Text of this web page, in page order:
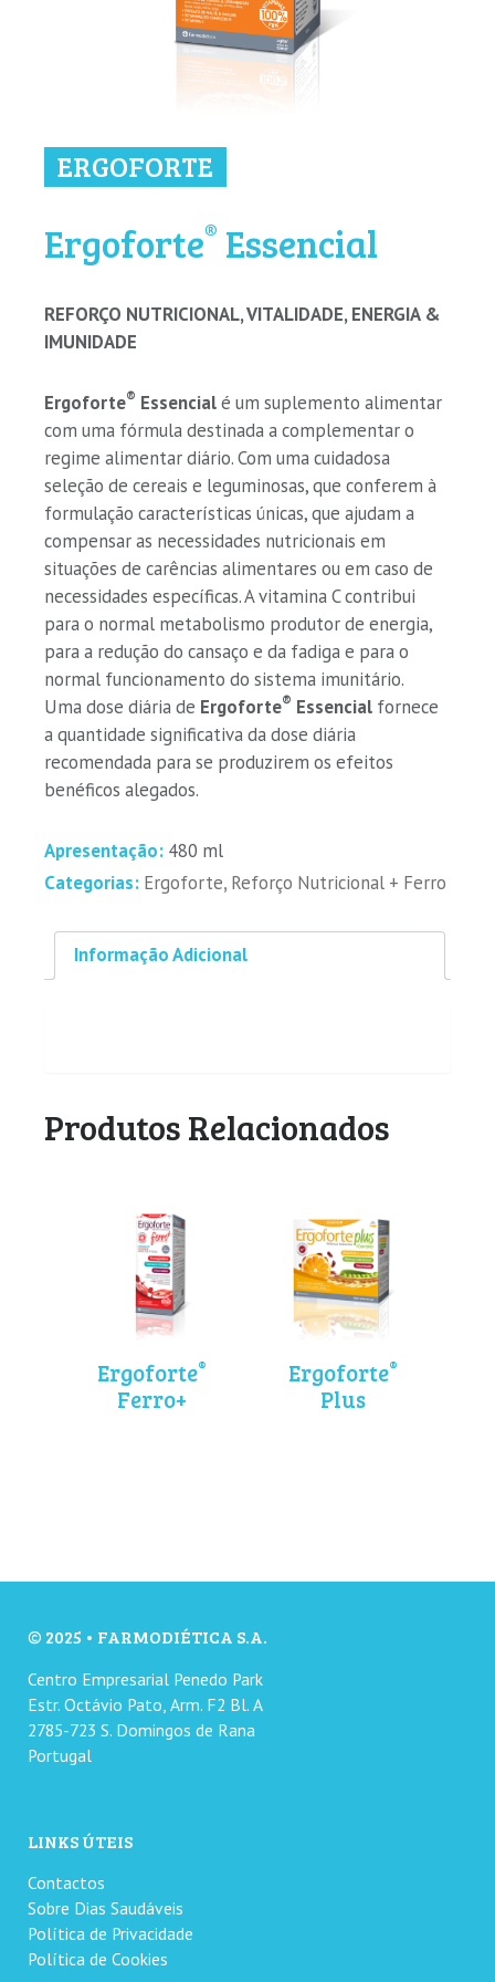
ERGOFORTE
Ergoforte® Essencial
REFORÇO NUTRICIONAL, VITALIDADE, ENERGIA &
IMUNIDADE
Ergoforte® Essencialé um suplemento alimentar
com uma fórmula destinada a complementar o
regime alimentar diário. Com uma cuidadosa
seleção de cereais e leguminosas, que conferem à
formulação características únicas, que ajudam a
compensar as necessidades nutricionais em
situações de carências alimentares ou em caso de
necessidades específicas. A vitamina C contribui
para o normal metabolismo produtor de energia,
para a redução do cansaço e da fadiga e para o
normal funcionamento do sistema imunitário.
Uma dose diária de Ergoforte® Essencialfornece
a quantidade significativa da dose diária
recomendada para se produzirem os efeitos
benéficos alegados.
Apresentação: 480 ml
Categorias: Ergoforte, Reforço Nutricional + Ferro
Informação Adicional
Produtos Relacionados
Ergoforte®
Ferro+
Ergoforte®
Plus
© 2025 • FARMODIÉTICA S.A.
Centro Empresarial Penedo Park
Estr. Octávio Pato, Arm. F2 Bl. A
2785-723 S. Domingos de Rana
Portugal
LINKS ÚTEIS
Contactos
Sobre Dias Saudáveis
Política de Privacidade
Política de Cookies